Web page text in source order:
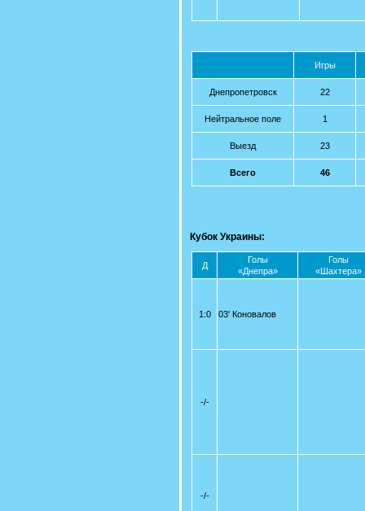
Игры
Днепропетровск 22
Нейтральное поле 1
Выезд 23
Всего 46
Кубок Украины:
Д
Голы
«Днепра»
Голы
«Шахтера»
1:0 03' Коновалов
-/-
-/-